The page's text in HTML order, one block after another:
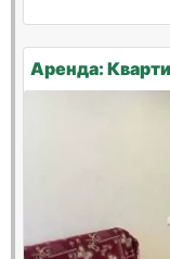
Аренда: